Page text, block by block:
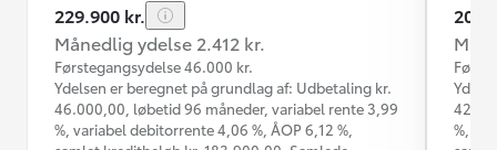
229.900 kr.
Månedlig ydelse 2.412 kr.
Førstegangsydelse 46.000 kr.
Ydelsen er beregnet på grundlag af: Udbetaling kr.
46.000,00, løbetid 96 måneder, variabel rente 3,99
%, variabel debitorrente 4,06 %, ÅOP 6,12 %,
%,